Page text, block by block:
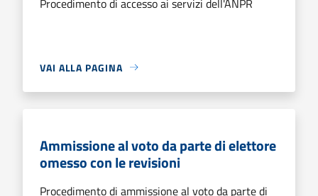
VAI ALLA PAGINA
Ammissione al voto da parte di elettore
omesso con le revisioni
Procedimento di ammissione al voto da parte di